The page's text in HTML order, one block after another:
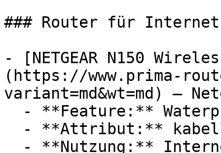
### Router für Internet
- [NETGEAR N150
(https://www.prima-
variant=md&wt=md) —